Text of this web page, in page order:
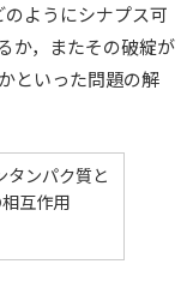
のようにシナプス可
か，またその破綻が
といった問題の解
ンパク質と
互作用